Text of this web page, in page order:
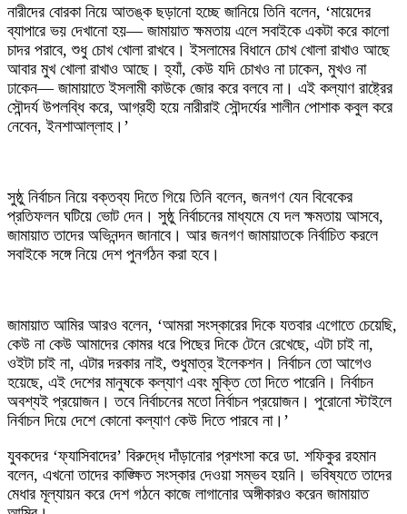
নারীদের বোরকা নিয়ে আতঙ্ক ছড়ানো হচ্ছে জানিয়ে তিনি বলেন, ‘মায়েদের
ব্যাপারে ভয় দেখানো হয়— জামায়াত ক্ষমতায় এলে সবাইকে একটা করে কালো
চাদর পরাবে, শুধু চোখ খোলা রাখবে। ইসলামের বিধানে চোখ খোলা রাখাও আছে
আবার মুখ খোলা রাখাও আছে। হ্যাঁ, কেউ যদি চোখও না ঢাকেন, মুখও না
ঢাকেন— জামায়াতে ইসলামী কাউকে জোর করে বলবে না। এই কল্যাণ রাষ্ট্রের
সৌন্দর্য উপলব্ধি করে, আগ্রহী হয়ে নারীরাই সৌন্দর্যের শালীন পোশাক কবুল করে
নেবেন, ইনশাআল্লাহ।’
সুষ্ঠু নির্বাচন নিয়ে বক্তব্য দিতে গিয়ে তিনি বলেন, জনগণ যেন বিবেকের
প্রতিফলন ঘটিয়ে ভোট দেন। সুষ্ঠু নির্বাচনের মাধ্যমে যে দল ক্ষমতায় আসবে,
জামায়াত তাদের অভিনন্দন জানাবে। আর জনগণ জামায়াতকে নির্বাচিত করলে
সবাইকে সঙ্গে নিয়ে দেশ পুনর্গঠন করা হবে।
জামায়াত আমির আরও বলেন, ‘আমরা সংস্কারের দিকে যতবার এগোতে চেয়েছি,
কেউ না কেউ আমাদের কোমর ধরে পিছের দিকে টেনে রেখেছে, এটা চাই না,
ওইটা চাই না, এটার দরকার নাই, শুধুমাত্র ইলেকশন। নির্বাচন তো আগেও
হয়েছে, এই দেশের মানুষকে কল্যাণ এবং মুক্তি তো দিতে পারেনি। নির্বাচন
অবশ্যই প্রয়োজন। তবে নির্বাচনের মতো নির্বাচন প্রয়োজন। পুরোনো স্টাইলে
নির্বাচন দিয়ে দেশে কোনো কল্যাণ কেউ দিতে পারবে না।’
যুবকদের ‘ফ্যাসিবাদের’ বিরুদ্ধে দাঁড়ানোর প্রশংসা করে ডা. শফিকুর রহমান
বলেন, এখনো তাদের কাঙ্ক্ষিত সংস্কার দেওয়া সম্ভব হয়নি। ভবিষ্যতে তাদের
মেধার মূল্যায়ন করে দেশ গঠনে কাজে লাগানোর অঙ্গীকারও করেন জামায়াত